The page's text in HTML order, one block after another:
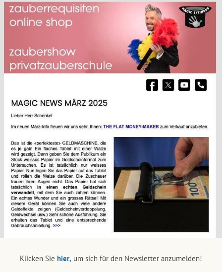
Klicken Sie hier, um sich für den Newsletter anzumelden!